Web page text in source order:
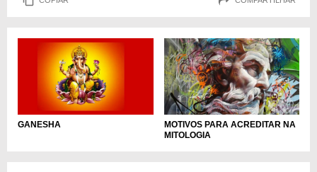
GANESHA
MOTIVOS PARA ACREDITAR NA
MITOLOGIA